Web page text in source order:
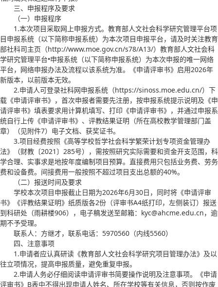
三、申报程序及要求
（一）申报程序
1.本次项目采取网上申报方式。教育部人文社会科学研究管理平台项
目申报系统（以下简称申报系统）为本次项目申报平台，请及时关注教育
部社科司主页（http://www.moe.gov.cn/s78/A13/）教育部人文社会科
学研究管理平台•申报系统（以下简称申报系统）为本次申报的唯一网络
平台，网络申报办法及流程以该系统为准。《申请评审书》启用2026年
新版本，以前版本无效。
2.申请人可登录社科网申报系统（https://sinoss.moe.edu.cn/）下
载《申请评审书》，首次申报者需要先注册，按申报系统提示说明及《申
请评审书》填表要求用计算机填写、打印《申请评审书》，并通过申报系
统自行上传《申请评审书》、评教结果证明（所在高校教学管理部门盖
章）（见附件7）电子文档、获奖证书。
3.项目经费按照《高等学校哲学社会科学繁荣计划专项资金管理办
法》（财教〔2021〕285号），需按照研究实际需要和资金开支范围，科
学合理、实事求是地按年度编制项目预算。直接费用只包括业务费、劳务
费和设备费。间接费用一般按照不超过项目支出总额的40%。
（二）报送时间及要求
学校本次项目申报截止日期为2026年6月30日，同时将《申请评审
书》《评教结果证明》纸质版各2份（评审书A4纸打印，左侧装订）报送
到科研处（雨耕楼906），电子稿发送至邮箱：kyc@ahcme.edu.cn，逾
期不予受理。
联系人：方继才，联系电话：5970560（内线5560）
四、注意事项
1.申请者应认真研读《教育部人文社会科学研究项目管理办法》及以
往立项情况，提高申报质量，避免重复申报。
2.申请人务必仔细阅读申请评审书简要操作说明及注意事项。《申请
评审书》B表中不得出现申请人姓名、所在学校等有关信息，否则按作废